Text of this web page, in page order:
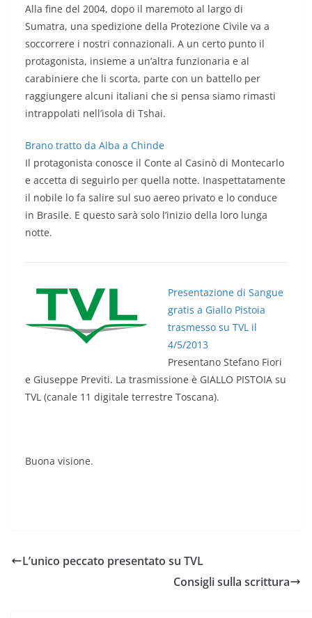
Alla fine del 2004, dopo il maremoto al largo di
Sumatra, una spedizione della Protezione Civile va a
soccorrere i nostri connazionali. A un certo punto il
protagonista, insieme a un’altra funzionaria e al
carabiniere che li scorta, parte con un battello per
raggiungere alcuni italiani che si pensa siamo rimasti
intrappolati nell’isola di Tshai.
Brano tratto da Alba a Chinde
Il protagonista conosce il Conte al Casinò di Montecarlo
e accetta di seguirlo per quella notte. Inaspettatamente
il nobile lo fa salire sul suo aereo privato e lo conduce
in Brasile. E questo sarà solo l’inizio della loro lunga
notte.
Presentazione di Sangue
gratis a Giallo Pistoia
trasmesso su TVL il
4/5/2013
Presentano Stefano Fiori
e Giuseppe Previti. La trasmissione è GIALLO PISTOIA su
TVL (canale 11 digitale terrestre Toscana).
Buona visione.
L’unico peccato presentato su TVL
Consigli sulla scrittura